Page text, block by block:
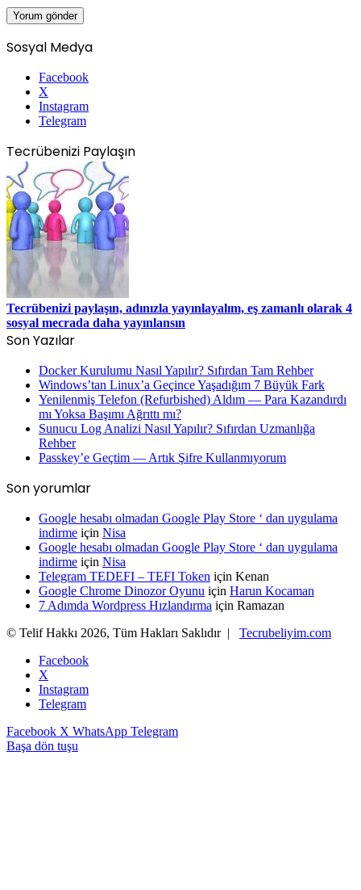
Sosyal Medya
Facebook
X
Instagram
Telegram
Tecrübenizi Paylaşın
Tecrübenizi paylaşın, adınızla yayınlayalım, eş zamanlı olarak 4
sosyal mecrada daha yayınlansın
Son Yazılar
Docker Kurulumu Nasıl Yapılır? Sıfırdan Tam Rehber
Windows’tan Linux’a Geçince Yaşadığım 7 Büyük Fark
Yenilenmiş Telefon (Refurbished) Aldım — Para Kazandırdı
mı Yoksa Başımı Ağrıttı mı?
Sunucu Log Analizi Nasıl Yapılır? Sıfırdan Uzmanlığa
Rehber
Passkey’e Geçtim — Artık Şifre Kullanmıyorum
Son yorumlar
Google hesabı olmadan Google Play Store ‘ dan uygulama
indirme için Nisa
Google hesabı olmadan Google Play Store ‘ dan uygulama
indirme için Nisa
Telegram TEDEFI – TEFI Token için Kenan
Google Chrome Dinozor Oyunu için Harun Kocaman
7 Adımda Wordpress Hızlandırma için Ramazan
© Telif Hakkı 2026, Tüm Hakları Saklıdır | Tecrubeliyim.com
Facebook
X
Instagram
Telegram
Facebook X WhatsApp Telegram
Başa dön tuşu